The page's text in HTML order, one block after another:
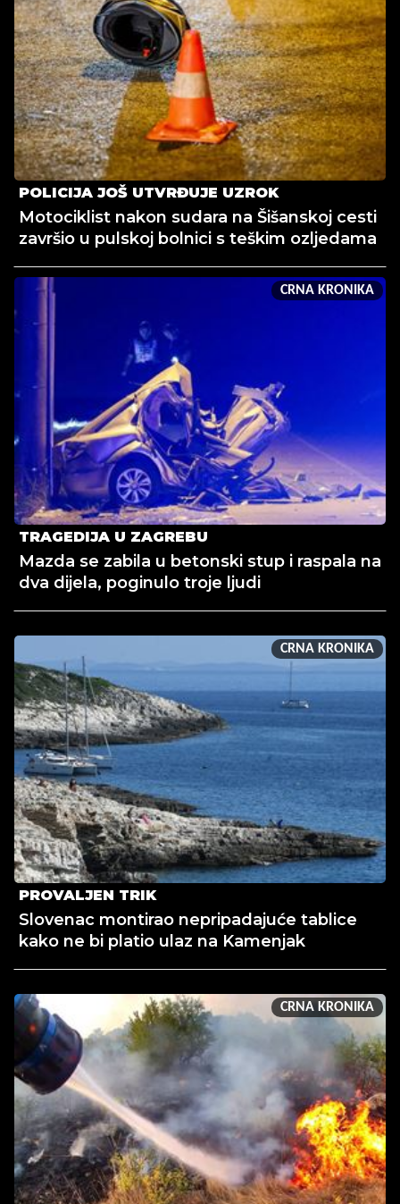
POLICIJA JOŠ UTVRĐUJE UZROK
Motociklist nakon sudara na Šišanskoj cesti
završio u pulskoj bolnici s teškim ozljedama
CRNA KRONIKA
TRAGEDIJA U ZAGREBU
Mazda se zabila u betonski stup i raspala na
dva dijela, poginulo troje ljudi
CRNA KRONIKA
PROVALJEN TRIK
Slovenac montirao nepripadajuće tablice
kako ne bi platio ulaz na Kamenjak
CRNA KRONIKA